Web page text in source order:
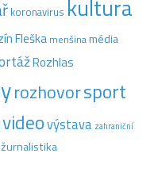
koronavirus kultura
Fleška menšinamédia
Rozhlas
rozhovorsport
videovýstava zahraniční
žurnalistika